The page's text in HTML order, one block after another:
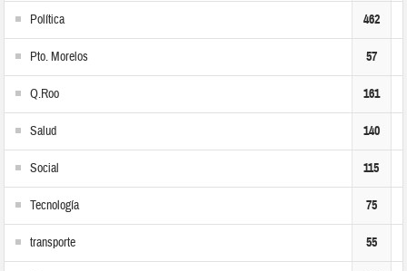
Política 462
Pto. Morelos 57
Q.Roo 161
Salud 140
Social 115
Tecnología 75
transporte 55